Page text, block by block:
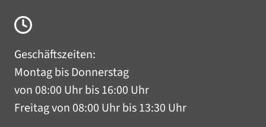
Geschäftszeiten:
Montag bis Donnerstag
von 08:00 Uhr bis 16:00 Uhr
Freitag von 08:00 Uhr bis 13:30 Uhr